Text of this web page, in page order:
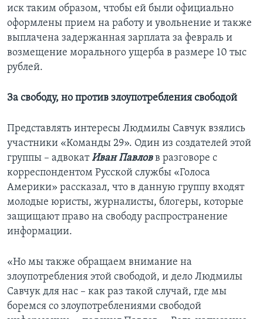
иск таким образом, чтобы ей были официально
оформлены прием на работу и увольнение и также
выплачена задержанная зарплата за февраль и
возмещение морального ущерба в размере 10 тыс
рублей.
За свободу, но против злоупотребления свободой
Представлять интересы Людмилы Савчук взялись
участники «Команды 29». Один из создателей этой
группы – адвокатИван Павловв разговоре с
корреспондентом Русской службы «Голоса
Америки» рассказал, что в данную группу входят
молодые юристы, журналисты, блогеры, которые
защищают право на свободу распространение
информации.
«Но мы также обращаем внимание на
злоупотребления этой свободой, и дело Людмилы
Савчук для нас – как раз такой случай, где мы
боремся со злоупотреблениями свободой